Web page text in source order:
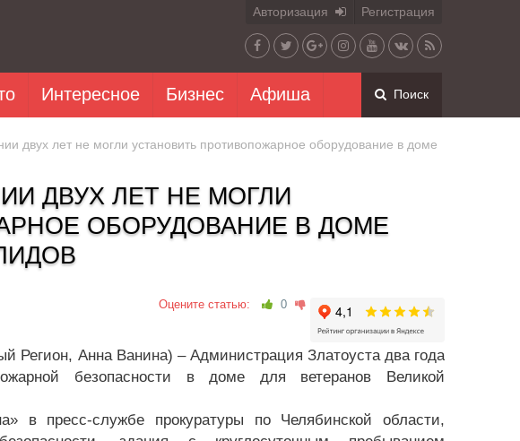
Авторизация Регистрация
Интересное Бизнес Афиша Поиск
двух лет не могли установить противопожарное оборудование в доме
ДВУХ ЛЕТ НЕ МОГЛИ
ОБОРУДОВАНИЕ В ДОМЕ
Оцените статью: 0
Регион, Анна Ванина) – Администрация Златоуста два года
безопасности в доме для ветеранов Великой
в пресс-службе прокуратуры по Челябинской области,